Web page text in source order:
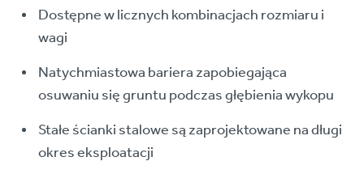
Dostępne w licznych kombinacjach rozmiaru i
wagi
Natychmiastowa bariera zapobiegająca
osuwaniu się gruntu podczas głębienia wykopu
Stałe ścianki stalowe są zaprojektowane na długi
okres eksploatacji